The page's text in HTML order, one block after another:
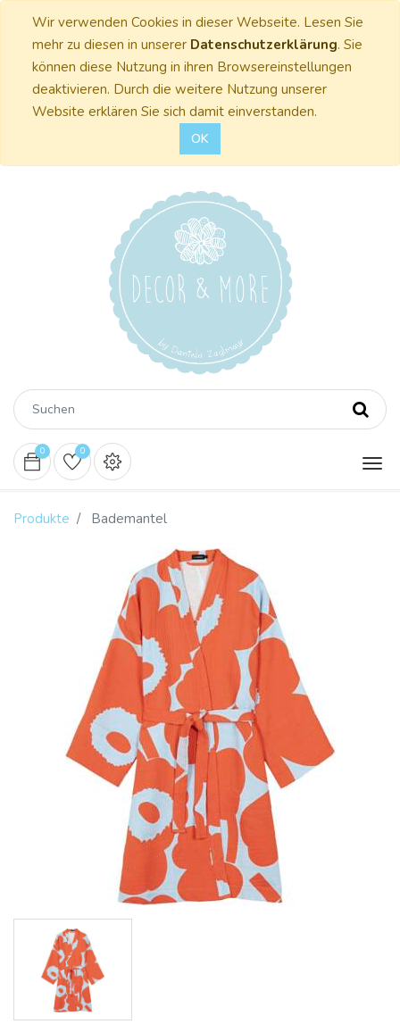
Wir verwenden Cookies in dieser Webseite. Lesen Sie
mehr zu diesen in unserer Datenschutzerklärung. Sie
können diese Nutzung in ihren Browsereinstellungen
deaktivieren. Durch die weitere Nutzung unserer
Website erklären Sie sich damit einverstanden.
OK
0 0
Produkte Bademantel